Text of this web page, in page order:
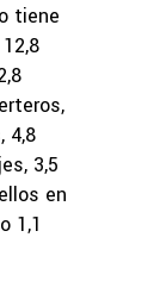
tiene
4,8
3,5
en
1,1